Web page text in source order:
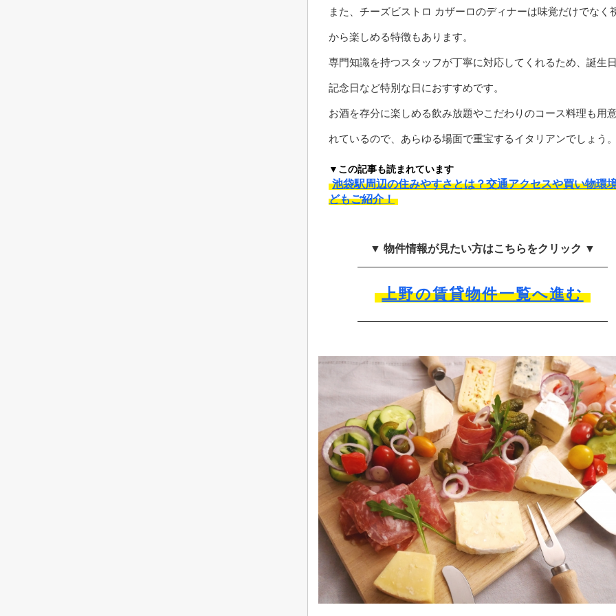
また、チーズビストロ カザーロのディナーは味覚だけでなく
から楽しめる特徴もあります。
専門知識を持つスタッフが丁寧に対応してくれるため、誕生
記念日など特別な日におすすめです。
お酒を存分に楽しめる飲み放題やこだわりのコース料理も用
れているので、あらゆる場面で重宝するイタリアンでしょう。
▼この記事も読まれています
池袋駅周辺の住みやすさとは？交通アクセスや買い物環
どもご紹介！
▼ 物件情報が見たい方はこちらをクリック ▼
上野の賃貸物件一覧へ進む